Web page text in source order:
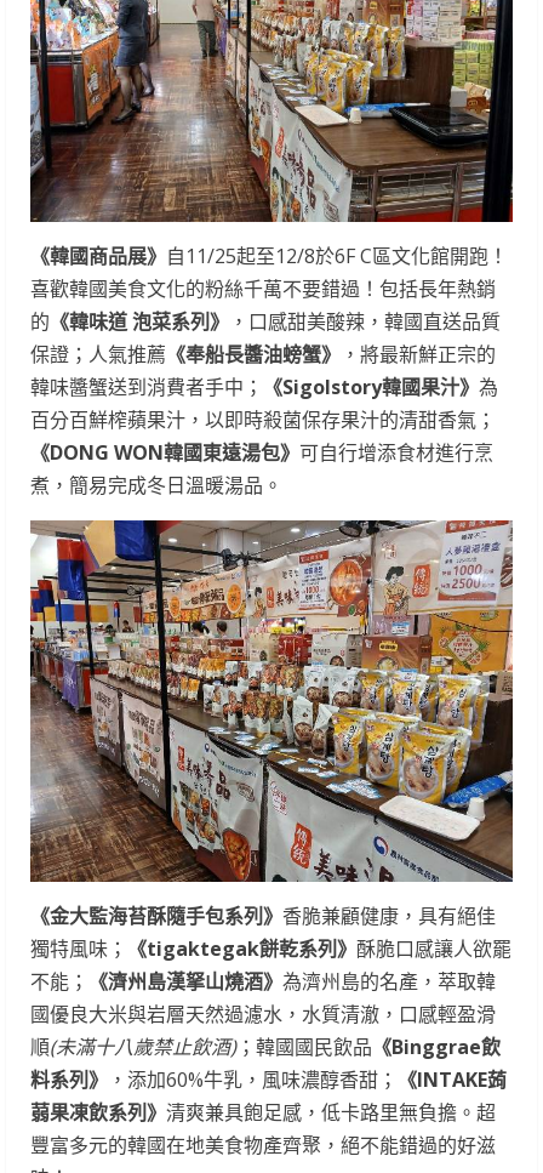
《韓國商品展》 自11/25起至12/8於6F C區文化館開跑！
喜歡韓國美食文化的粉絲千萬不要錯過！包括長年熱銷
的 《韓味道 泡菜系列》
，口感甜美酸辣，韓國直送品質
保證；人氣推薦 《奉船長醬油螃蟹》
，將最新鮮正宗的
韓味醬蟹送到消費者手中；
《Sigolstory韓國果汁》 為
百分百鮮榨蘋果汁，以即時殺菌保存果汁的清甜香氣；
《DONG WON韓國東遠湯包》 可自行增添食材進行烹
煮，簡易完成冬日溫暖湯品。
《金大監海苔酥隨手包系列》 香脆兼顧健康，具有絕佳
獨特風味；
《tigaktegak餅乾系列》 酥脆口感讓人欲罷
不能；
《濟州島漢拏山燒酒》 為濟州島的名產，萃取韓
國優良大米與岩層天然過濾水，水質清澈，口感輕盈滑
順(未滿十八歲禁止飲酒)；韓國國民飲品 《Binggrae飲
料系列》
，添加60%牛乳，風味濃醇香甜；
《INTAKE蒟
蒻果凍飲系列》 清爽兼具飽足感，低卡路里無負擔。超
豐富多元的韓國在地美食物產齊聚，絕不能錯過的好滋